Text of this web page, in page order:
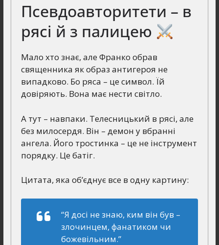
Псевдоавторитети – в
рясі й з палицею
Мало хто знає, але Франко обрав
священника як образ антигероя не
випадково. Бо ряса – це символ. Їй
довіряють. Вона має нести світло.
А тут – навпаки. Телесницький в рясі, але
без милосердя. Він – демон у вбранні
ангела. Його тростинка – це не інструмент
порядку. Це батіг.
Цитата, яка об’єднує все в одну картину:
“Я досі не знаю, ким він був –
злочинцем, фанатиком чи
божевільним.”